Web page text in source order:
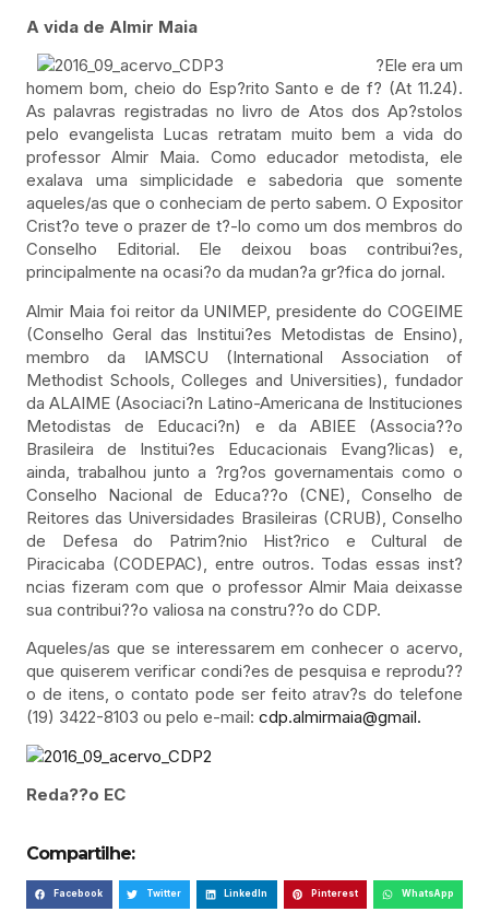
A vida de Almir Maia
?Ele era um
homem bom, cheio do Esp?rito Santo e de f? (At 11.24).
As palavras registradas no livro de Atos dos Ap?stolos
pelo evangelista Lucas retratam muito bem a vida do
professor Almir Maia. Como educador metodista, ele
exalava uma simplicidade e sabedoria que somente
aqueles/as que o conheciam de perto sabem. O Expositor
Crist?o teve o prazer de t?-lo como um dos membros do
Conselho Editorial. Ele deixou boas contribui?es,
principalmente na ocasi?o da mudan?a gr?fica do jornal.
Almir Maia foi reitor da UNIMEP, presidente do COGEIME
(Conselho Geral das Institui?es Metodistas de Ensino),
membro da IAMSCU (International Association of
Methodist Schools, Colleges and Universities), fundador
da ALAIME (Asociaci?n Latino-Americana de Instituciones
Metodistas de Educaci?n) e da ABIEE (Associa??o
Brasileira de Institui?es Educacionais Evang?licas) e,
ainda, trabalhou junto a ?rg?os governamentais como o
Conselho Nacional de Educa??o (CNE), Conselho de
Reitores das Universidades Brasileiras (CRUB), Conselho
de Defesa do Patrim?nio Hist?rico e Cultural de
Piracicaba (CODEPAC), entre outros. Todas essas inst?
ncias fizeram com que o professor Almir Maia deixasse
sua contribui??o valiosa na constru??o do CDP.
Aqueles/as que se interessarem em conhecer o acervo,
que quiserem verificar condi?es de pesquisa e reprodu??
o de itens, o contato pode ser feito atrav?s do telefone
(19) 3422-8103 ou pelo e-mail: cdp.almirmaia@gmail.
Reda??o EC
Compartilhe:
Facebook Twitter LinkedIn Pinterest WhatsApp